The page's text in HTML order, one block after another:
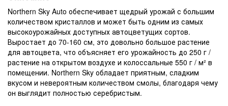
Northern Sky Auto обеспечивает щедрый урожай с большим
количеством кристаллов и может быть одним из самых
высокоурожайных доступных автоцветущих сортов.
Выростает до 70-160 см, это довольно большое растение
для автоцвета, что объясняет его урожайность до 250 г /
растение на открытом воздухе и колоссальные 550 г / м² в
помещении. Northern Sky обладает приятным, сладким
вкусом и невероятным количеством смолы, благодаря чему
он выглядит полностью серебристым.